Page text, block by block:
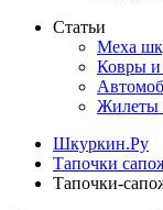
Статьи
Меха
Ковры и
Жилеты
Шкуркин.Ру
Тапочки
Тапочки-